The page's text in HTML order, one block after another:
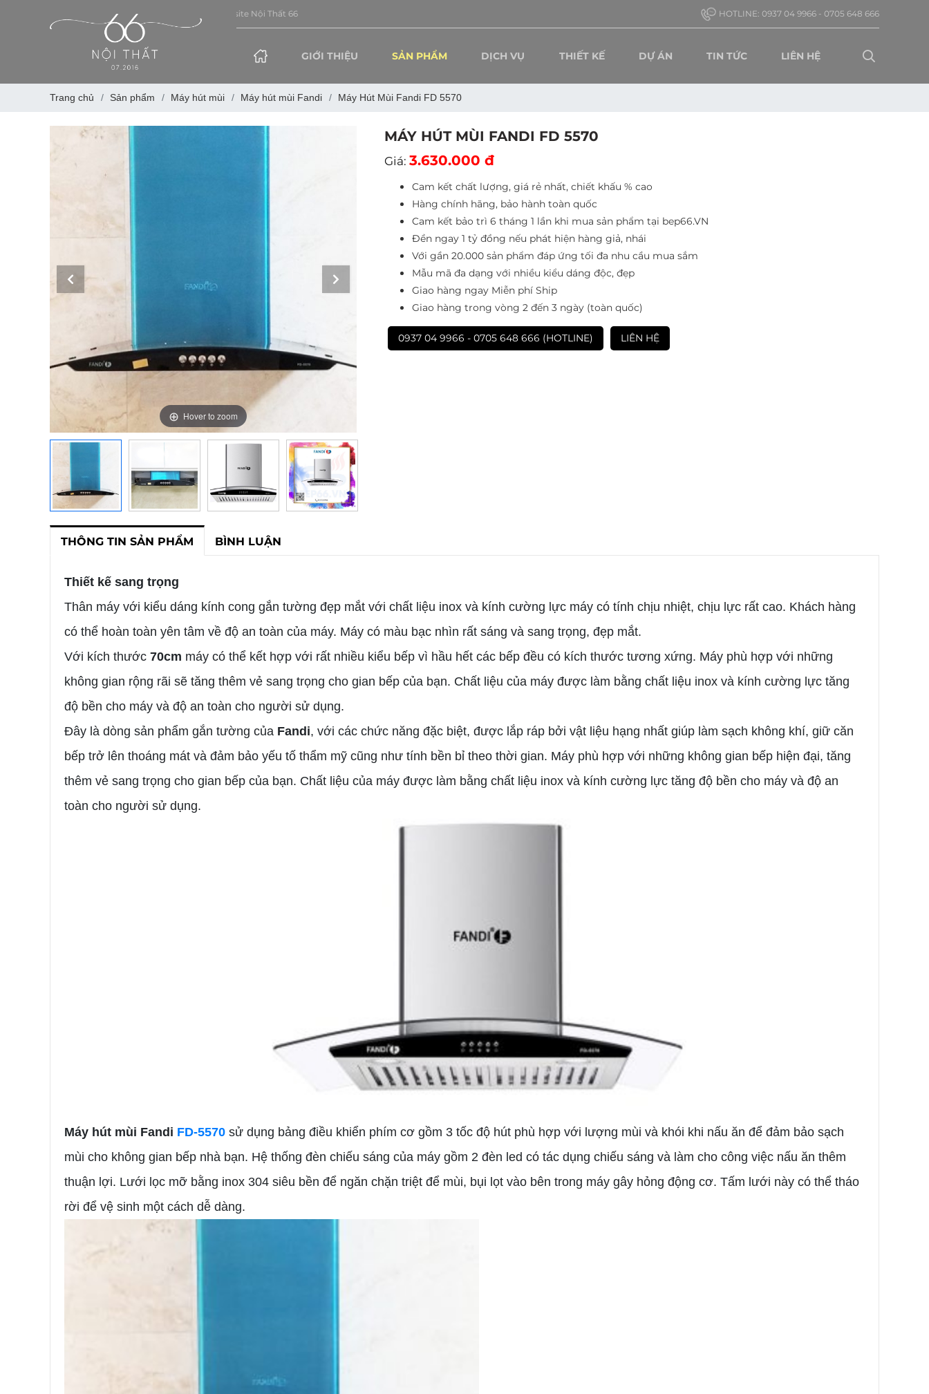
Chào mừng quý khách đến website Nội Thất 66HOTLINE: 0937 04 9966 - 0705 648 666
GIỚI THIỆU SẢN PHẨM DỊCH VỤ THIẾT KẾ DỰ ÁN TIN TỨC LIÊN HỆ
Trang chủ Sản phẩm Máy hút mùi Máy hút mùi Fandi Máy Hút Mùi Fandi FD 5570
Hover to zoom
Hover to zoom
Hover to zoom
Hover to zoom
Hover to zoom
MÁY HÚT MÙI FANDI FD 5570
Giá: 3.630.000 đ
Cam kết chất lượng, giá rẻ nhất, chiết khấu % cao
Hàng chính hãng, bảo hành toàn quốc
Cam kết bảo trì 6 tháng 1 lần khi mua sản phẩm tại bep66.VN
Đền ngay 1 tỷ đồng nếu phát hiện hàng giả, nhái
Với gần 20.000 sản phẩm đáp ứng tối đa nhu cầu mua sắm
Mẫu mã đa dạng với nhiều kiểu dáng độc, đẹp
Giao hàng ngay Miễn phí Ship
Giao hàng trong vòng 2 đến 3 ngày (toàn quốc)
0937 04 9966 - 0705 648 666 (HOTLINE) LIÊN HỆ
THÔNG TIN SẢN PHẨM BÌNH LUẬN
Thiết kế sang trọng
Thân máy với kiểu dáng kính cong gắn tường đẹp mắt với chất liệu inox và kính cường lực máy có tính chịu nhiệt, chịu lực rất cao. Khách hàng
có thể hoàn toàn yên tâm về độ an toàn của máy. Máy có màu bạc nhìn rất sáng và sang trọng, đẹp mắt.
Với kích thước 70cm máy có thể kết hợp với rất nhiều kiểu bếp vì hầu hết các bếp đều có kích thước tương xứng. Máy phù hợp với những
không gian rộng rãi sẽ tăng thêm vẻ sang trọng cho gian bếp của bạn. Chất liệu của máy được làm bằng chất liệu inox và kính cường lực tăng
độ bền cho máy và độ an toàn cho người sử dụng.
Đây là dòng sản phẩm gắn tường của Fandi, với các chức năng đặc biệt, được lắp ráp bởi vật liệu hạng nhất giúp làm sạch không khí, giữ căn
bếp trở lên thoáng mát và đảm bảo yếu tố thẩm mỹ cũng như tính bền bỉ theo thời gian. Máy phù hợp với những không gian bếp hiện đại, tăng
thêm vẻ sang trọng cho gian bếp của bạn. Chất liệu của máy được làm bằng chất liệu inox và kính cường lực tăng độ bền cho máy và độ an
toàn cho người sử dụng.
Máy hút mùi Fandi FD-5570 sử dụng bảng điều khiển phím cơ gồm 3 tốc độ hút phù hợp với lượng mùi và khói khi nấu ăn để đảm bảo sạch
mùi cho không gian bếp nhà bạn. Hệ thống đèn chiếu sáng của máy gồm 2 đèn led có tác dụng chiếu sáng và làm cho công việc nấu ăn thêm
thuận lợi. Lưới lọc mỡ bằng inox 304 siêu bền để ngăn chặn triệt để mùi, bụi lọt vào bên trong máy gây hỏng động cơ. Tấm lưới này có thể tháo
rời để vệ sinh một cách dễ dàng.